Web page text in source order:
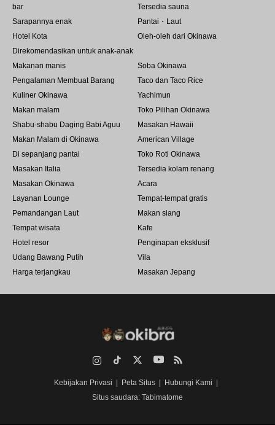
bar
Tersedia sauna
Sarapannya enak
Pantai・Laut
Hotel Kota
Oleh-oleh dari Okinawa
Direkomendasikan untuk anak-anak
Makanan manis
Soba Okinawa
Pengalaman Membuat Barang
Taco dan Taco Rice
Kuliner Okinawa
Yachimun
Makan malam
Toko Pilihan Okinawa
Shabu-shabu Daging Babi Aguu
Masakan Hawaii
Makan Malam di Okinawa
American Village
Di sepanjang pantai
Toko Roti Okinawa
Masakan Italia
Tersedia kolam renang
Masakan Okinawa
Acara
Layanan Lounge
Tempat-tempat gratis
Pemandangan Laut
Makan siang
Tempat wisata
Kafe
Hotel resor
Penginapan eksklusif
Udang Bawang Putih
Vila
Harga terjangkau
Masakan Jepang
YouTube RSS
Kebijakan Privasi Peta Situs
Hubungi Kami
Situs saudara: Tabimatome